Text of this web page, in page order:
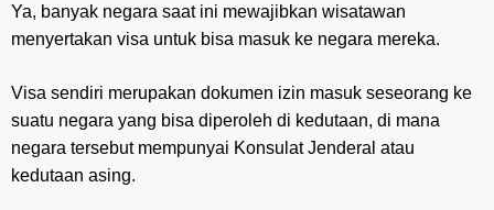
Ya, banyak negara saat ini mewajibkan wisatawan
menyertakan visa untuk bisa masuk ke negara mereka.
Visa sendiri merupakan dokumen izin masuk seseorang ke
suatu negara yang bisa diperoleh di kedutaan, di mana
negara tersebut mempunyai Konsulat Jenderal atau
kedutaan asing.